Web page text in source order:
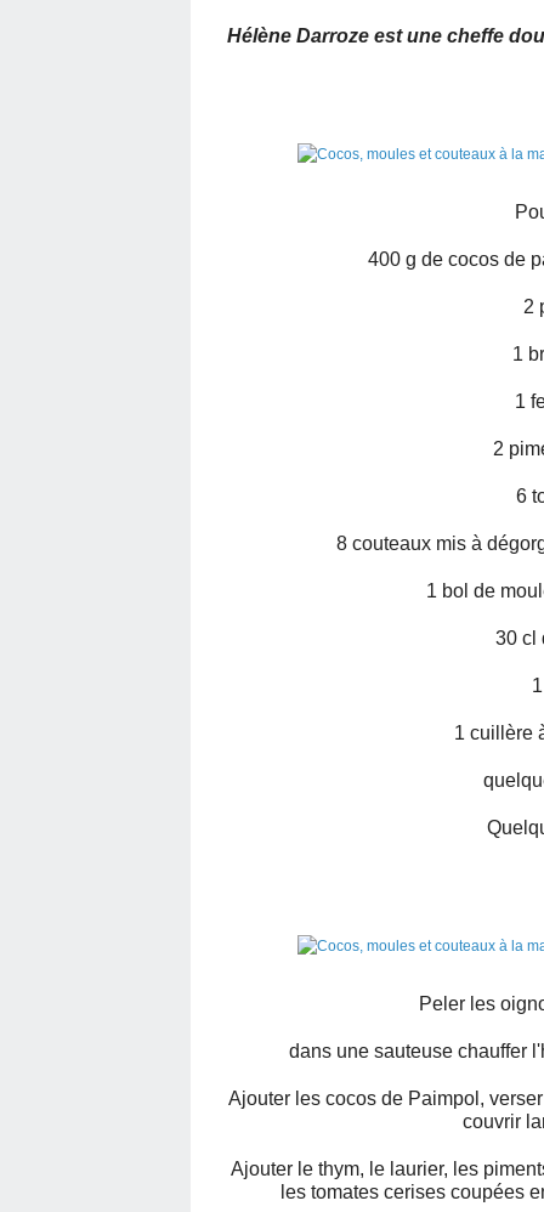
Hélène Darroze est une cheffe
400 g de cocos de
2
1
1
2
6
8 couteaux mis à
1 bol de
30 cl
1 cuillère
Peler les
dans une sauteuse chauffer
Ajouter les cocos de Paimpol,
couvrir
Ajouter le thym, le laurier, les
les tomates cerises coupées